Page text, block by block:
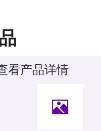
看产品详情